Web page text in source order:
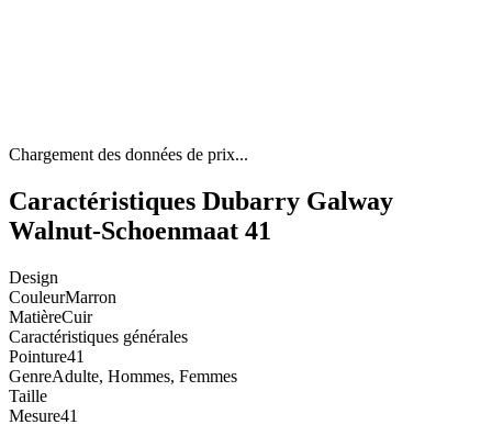
Chargement des données de prix...
Caractéristiques Dubarry Galway
Walnut-Schoenmaat 41
Design
CouleurMarron
MatièreCuir
Caractéristiques générales
Pointure41
GenreAdulte, Hommes, Femmes
Taille
Mesure41